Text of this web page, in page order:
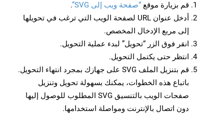
قم بزيارة موقع “صفحة ويب إلى SVG”
.
أدخل عنوان URL لصفحة الويب التي ترغب في تحويلها
إلى مربع الإدخال المخصص.
انقر فوق الزر “تحويل” لبدء عملية التحويل.
انتظر حتى يكتمل التحويل.
قم بتنزيل الملف SVG على جهازك بمجرد انتهاء التحويل.
باتباع هذه الخطوات، يمكنك بسهولة تحويل وتنزيل
صفحات الويب بالتنسيق SVG المطلوب للوصول إليها
دون اتصال بالإنترنت ومواصلة استخدامها.